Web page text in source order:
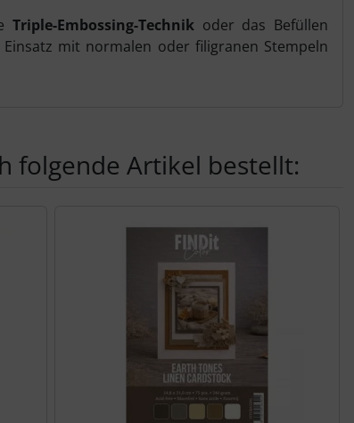
Triple-Embossing-Technikoder das Befüllen
mit normalen oder filigranen Stempeln
folgende Artikel bestellt: